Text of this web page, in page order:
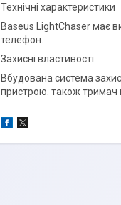
Технічні характеристики
Baseus LightChaser має
телефон.
Захисні властивості
Вбудована система
пристрою. також тримач